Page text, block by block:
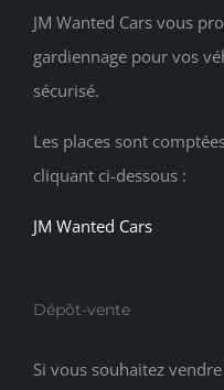
JM Wanted Cars vous
gardiennage pour vos
sécurisé.
Les places sont
cliquant ci-dessous :
JM Wanted Cars
Dépôt-vente
Si vous souhaitez